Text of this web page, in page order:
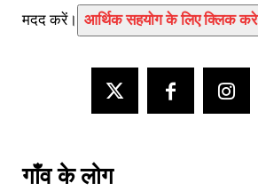
मदद करें। आर्थिक सहयोग के लिए क्लिक करे
गाँव के लोग